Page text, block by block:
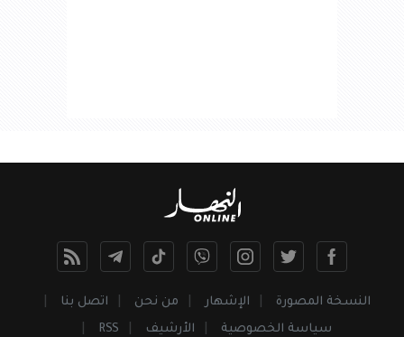
النسخة المصورة الإشهار من نحن
اتصل بنا
سياسة الخصوصية
الأرشيف
RSS